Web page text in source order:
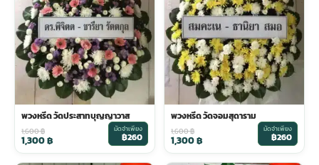
พวงหรีด วัดประสาทบุญญาวาส
1,600฿
1,300฿
มัดจำเพียง
฿260
พวงหรีด วัดจอมสุดาราม
1,600฿
1,300฿
มัดจำเพียง
฿260